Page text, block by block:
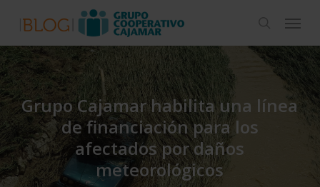
main
content
search
Menu
Grupo Cajamar habilita una línea
de financiación para los
afectados por daños
meteorológicos